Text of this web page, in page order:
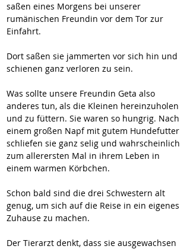
saßen eines Morgens bei unserer
rumänischen Freundin vor dem Tor zur
Einfahrt.
Dort saßen sie jammerten vor sich hin und
schienen ganz verloren zu sein.
Was sollte unsere Freundin Geta also
anderes tun, als die Kleinen hereinzuholen
und zu füttern. Sie waren so hungrig. Nach
einem großen Napf mit gutem Hundefutter
schliefen sie ganz selig und wahrscheinlich
zum allerersten Mal in ihrem Leben in
einem warmen Körbchen.
Schon bald sind die drei Schwestern alt
genug, um sich auf die Reise in ein eigenes
Zuhause zu machen.
Der Tierarzt denkt, dass sie ausgewachsen